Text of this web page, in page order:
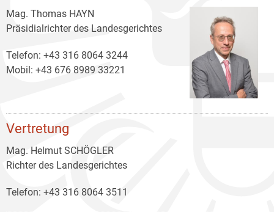
Mag. Thomas HAYN
Präsidialrichter des Landesgerichtes
Telefon: +43 316 8064 3244
Mobil: +43 676 8989 33221
Vertretung
Mag. Helmut SCHÖGLER
Richter des Landesgerichtes
Telefon: +43 316 8064 3511